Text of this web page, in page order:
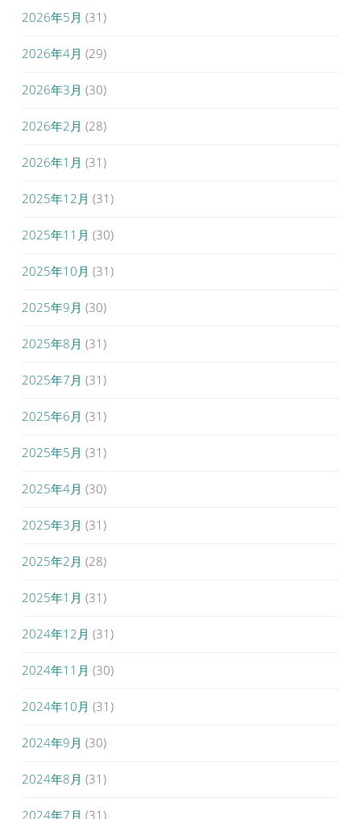
2026年5月 (31)
2026年4月 (29)
2026年3月 (30)
2026年2月 (28)
2026年1月 (31)
2025年12月 (31)
2025年11月 (30)
2025年10月 (31)
2025年9月 (30)
2025年8月 (31)
2025年7月 (31)
2025年6月 (31)
2025年5月 (31)
2025年4月 (30)
2025年3月 (31)
2025年2月 (28)
2025年1月 (31)
2024年12月 (31)
2024年11月 (30)
2024年10月 (31)
2024年9月 (30)
2024年8月 (31)
2024年7月 (31)